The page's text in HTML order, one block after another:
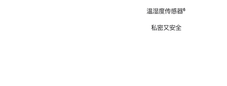
温湿度传感器脚
⁶
私密又安全